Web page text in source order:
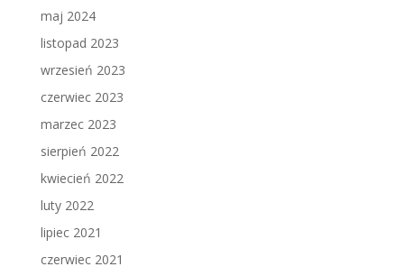
maj 2024
listopad 2023
wrzesień 2023
czerwiec 2023
marzec 2023
sierpień 2022
kwiecień 2022
luty 2022
lipiec 2021
czerwiec 2021